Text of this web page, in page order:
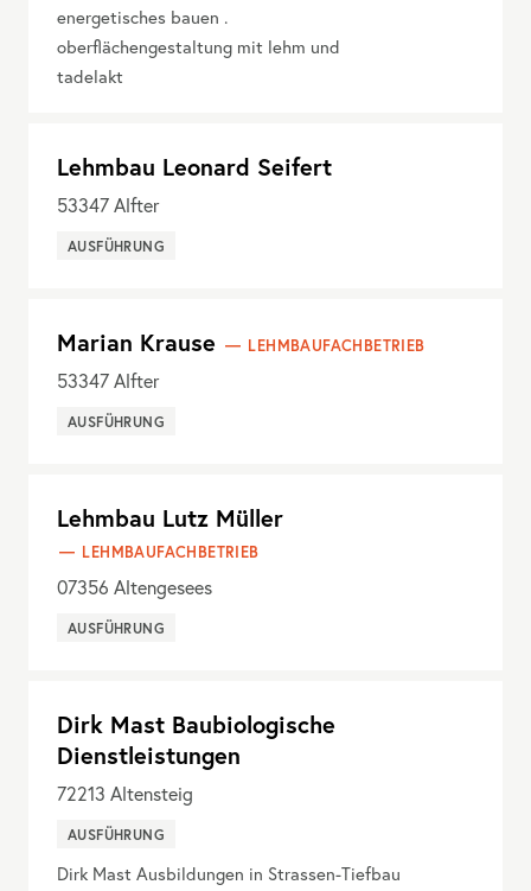
energetisches bauen .
oberflächengestaltung mit lehm und
tadelakt
Lehmbau Leonard Seifert
53347 Alfter
AUSFÜHRUNG
Marian Krause LEHMBAUFACHBETRIEB
53347 Alfter
AUSFÜHRUNG
Lehmbau Lutz Müller
LEHMBAUFACHBETRIEB
07356 Altengesees
AUSFÜHRUNG
Dirk Mast Baubiologische
Dienstleistungen
72213 Altensteig
AUSFÜHRUNG
Dirk Mast Ausbildungen in Strassen-Tiefbau